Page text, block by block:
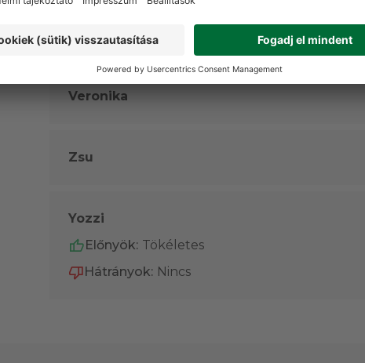
Előnyök:
Kiváló minőség és pontos méret
Hátrányok: Nincs
Veronika
Zsu
Yozzi
Előnyök: Tökéletes
Hátrányok: Nincs